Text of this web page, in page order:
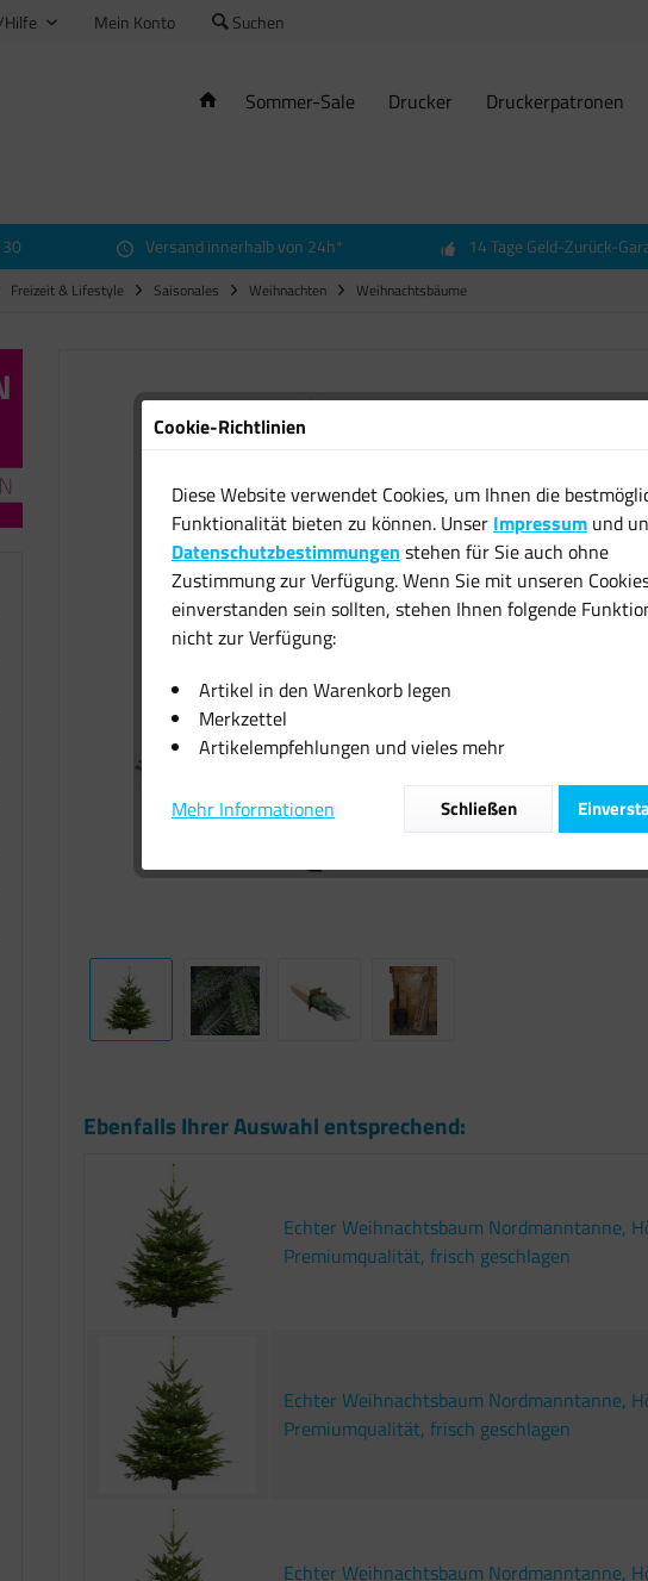
Mein Konto Suchen
Sommer-Sale Drucker Druckerpatronen
Versand innerhalb von 24h* 14 Tage Geld-Zurück-
Freizeit & Lifestyle Saisonales Weihnachten Weihnachtsbäume
inkl.
Ebenfalls Ihrer Auswahl entsprechend:
Echter Weihnachtsbaum Nordmanntanne,
Premiumqualität, frisch geschlagen
Echter Weihnachtsbaum Nordmanntanne,
Premiumqualität, frisch geschlagen
Echter Weihnachtsbaum Nordmanntanne,
Cookie-Richtlinien
Diese Website verwendet Cookies, um Ihnen die
Funktionalität bieten zu können. Unser Impressum und
Datenschutzbestimmungen stehen für Sie auch ohne
Zustimmung zur Verfügung. Wenn Sie mit unseren
einverstanden sein sollten, stehen Ihnen folgende
nicht zur Verfügung:
Artikel in den Warenkorb legen
Merkzettel
Artikelempfehlungen und vieles mehr
Mehr Informationen Schließen